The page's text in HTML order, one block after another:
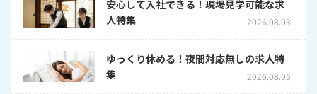
安心して入社できる！現場見学可能な求
人特集
2026.08.03
ゆっくり休める！夜間対応無しの求人特
集
2026.08.05